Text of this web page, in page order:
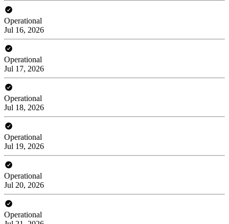
Operational
Jul 16, 2026
Operational
Jul 17, 2026
Operational
Jul 18, 2026
Operational
Jul 19, 2026
Operational
Jul 20, 2026
Operational